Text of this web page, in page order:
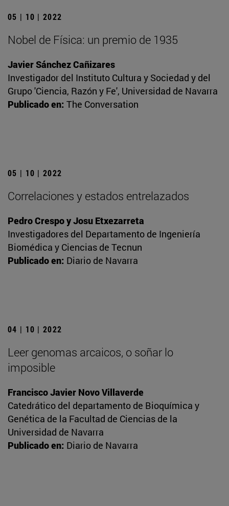
05 | 10 | 2022
Nobel de Física: un premio de 1935
Javier Sánchez Cañizares
Investigador del Instituto Cultura y Sociedad y del
Grupo 'Ciencia, Razón y Fe', Universidad de Navarra
Publicado en: The Conversation
05 | 10 | 2022
Correlaciones y estados entrelazados
Pedro Crespo y Josu Etxezarreta
Investigadores del Departamento de Ingeniería
Biomédica y Ciencias de Tecnun
Publicado en: Diario de Navarra
04 | 10 | 2022
Leer genomas arcaicos, o soñar lo
imposible
Francisco Javier Novo Villaverde
Catedrático del departamento de Bioquímica y
Genética de la Facultad de Ciencias de la
Universidad de Navarra
Publicado en: Diario de Navarra